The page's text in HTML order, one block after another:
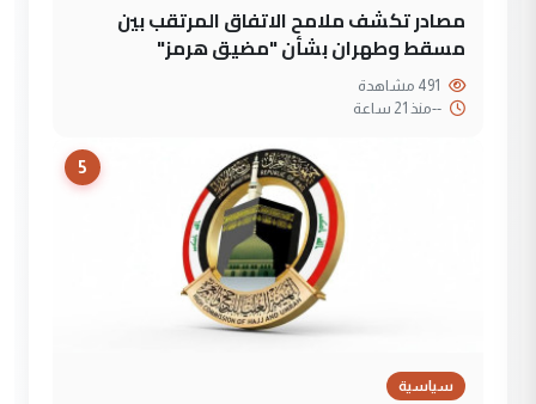
مصادر تكشف ملامح الاتفاق المرتقب بين
مسقط وطهران بشأن "مضيق هرمز"
--منذ 21 ساعة
5
سياسية